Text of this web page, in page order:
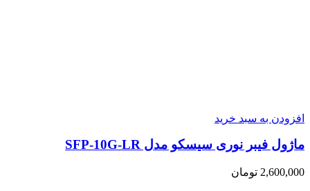
افزودن به سبد خرید
ماژول فیبر نوری سیسکو مدل SFP-10G-LR
2,600,000 تومان